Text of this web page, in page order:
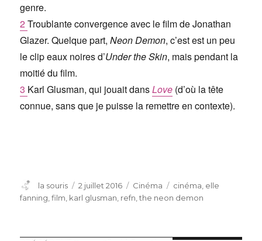
genre.
2Troublante convergence avec le film de Jonathan
Glazer. Quelque part,Neon Demon, c’est est un peu
le clip eaux noires d’Under the Skin, mais pendant la
moitié du film.
3 Karl Glusman, qui jouait dansLove (d’où la tête
connue, sans que je puisse la remettre en contexte).
Auteur
la souris
Publié
le
2 juillet 2016 Catégories
Cinéma Étiquettes
cinéma, elle
fanning,film, karl glusman, refn,the neon demon